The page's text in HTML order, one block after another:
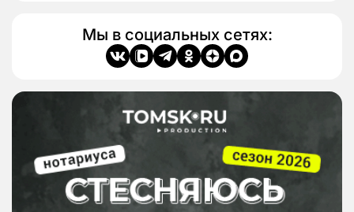
Мы в социальных сетях: